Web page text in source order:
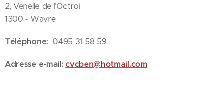
2, Venelle de l'Octroi
1300 - Wavre
Téléphone: 0495 31 58 59
Adresse e-mail: cvcben@hotmail.com